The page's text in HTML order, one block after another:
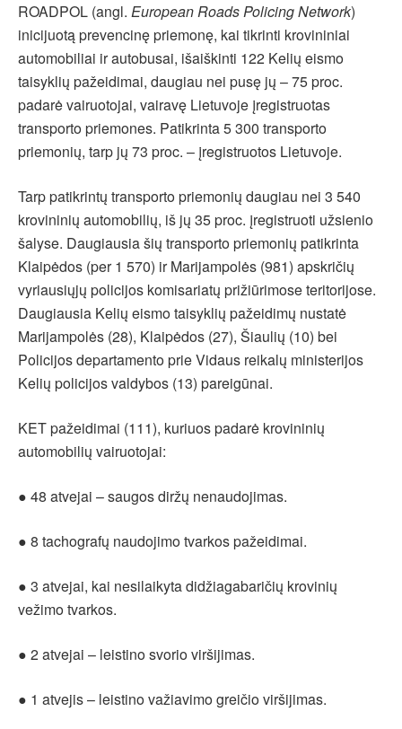
ROADPOL (angl. European Roads Policing Network)
inicijuotą prevencinę priemonę, kai tikrinti krovininiai
automobiliai ir autobusai, išaiškinti 122 Kelių eismo
taisyklių pažeidimai, daugiau nei pusę jų – 75 proc.
padarė vairuotojai, vairavę Lietuvoje įregistruotas
transporto priemones. Patikrinta 5 300 transporto
priemonių, tarp jų 73 proc. – įregistruotos Lietuvoje.
Tarp patikrintų transporto priemonių daugiau nei 3 540
krovininių automobilių, iš jų 35 proc. įregistruoti užsienio
šalyse. Daugiausia šių transporto priemonių patikrinta
Klaipėdos (per 1 570) ir Marijampolės (981) apskričių
vyriausiųjų policijos komisariatų prižiūrimose teritorijose.
Daugiausia Kelių eismo taisyklių pažeidimų nustatė
Marijampolės (28), Klaipėdos (27), Šiaulių (10) bei
Policijos departamento prie Vidaus reikalų ministerijos
Kelių policijos valdybos (13) pareigūnai.
KET pažeidimai (111), kuriuos padarė krovininių
automobilių vairuotojai:
● 48 atvejai – saugos diržų nenaudojimas.
● 8 tachografų naudojimo tvarkos pažeidimai.
● 3 atvejai, kai nesilaikyta didžiagabaričių krovinių
vežimo tvarkos.
● 2 atvejai – leistino svorio viršijimas.
● 1 atvejis – leistino važiavimo greičio viršijimas.